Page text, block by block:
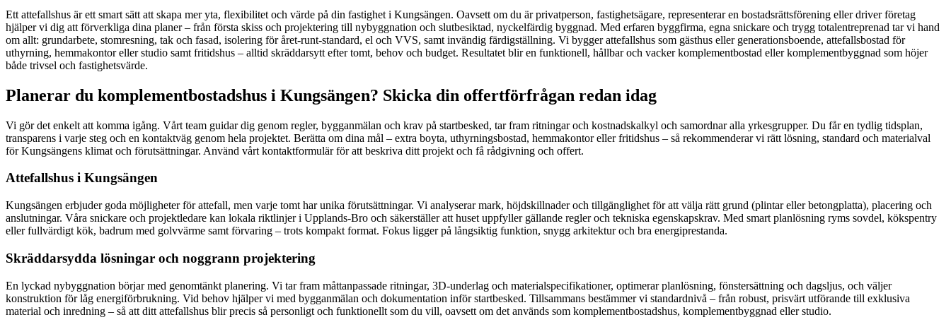
Ett attefallshus är ett smart sätt att skapa mer yta, flexibilitet och värde på din fastighet i Kungsängen. Oavsett om du är privatperson, fastighetsägare, representerar en bostadsrättsförening eller driver företag
hjälper vi dig att förverkliga dina planer – från första skiss och projektering till nybyggnation och slutbesiktad, nyckelfärdig byggnad. Med erfaren byggfirma, egna snickare och trygg totalentreprenad tar vi hand
om allt: grundarbete, stomresning, tak och fasad, isolering för året-runt-standard, el och VVS, samt invändig färdigställning. Vi bygger attefallshus som gästhus eller generationsboende, attefallsbostad för
uthyrning, hemmakontor eller studio samt fritidshus – alltid skräddarsytt efter tomt, behov och budget. Resultatet blir en funktionell, hållbar och vacker komplementbostad eller komplementbyggnad som höjer
både trivsel och fastighetsvärde.
Planerar du komplementbostadshus i Kungsängen? Skicka din offertförfrågan redan idag
Vi gör det enkelt att komma igång. Vårt team guidar dig genom regler, bygganmälan och krav på startbesked, tar fram ritningar och kostnadskalkyl och samordnar alla yrkesgrupper. Du får en tydlig tidsplan,
transparens i varje steg och en kontaktväg genom hela projektet. Berätta om dina mål – extra boyta, uthyrningsbostad, hemmakontor eller fritidshus – så rekommenderar vi rätt lösning, standard och materialval
för Kungsängens klimat och förutsättningar. Använd vårt kontaktformulär för att beskriva ditt projekt och få rådgivning och offert.
Attefallshus i Kungsängen
Kungsängen erbjuder goda möjligheter för attefall, men varje tomt har unika förutsättningar. Vi analyserar mark, höjdskillnader och tillgänglighet för att välja rätt grund (plintar eller betongplatta), placering och
anslutningar. Våra snickare och projektledare kan lokala riktlinjer i Upplands-Bro och säkerställer att huset uppfyller gällande regler och tekniska egenskapskrav. Med smart planlösning ryms sovdel, kökspentry
eller fullvärdigt kök, badrum med golvvärme samt förvaring – trots kompakt format. Fokus ligger på långsiktig funktion, snygg arkitektur och bra energiprestanda.
Skräddarsydda lösningar och noggrann projektering
En lyckad nybyggnation börjar med genomtänkt planering. Vi tar fram måttanpassade ritningar, 3D-underlag och materialspecifikationer, optimerar planlösning, fönstersättning och dagsljus, och väljer
konstruktion för låg energiförbrukning. Vid behov hjälper vi med bygganmälan och dokumentation inför startbesked. Tillsammans bestämmer vi standardnivå – från robust, prisvärt utförande till exklusiva
material och inredning – så att ditt attefallshus blir precis så personligt och funktionellt som du vill, oavsett om det används som komplementbostadshus, komplementbyggnad eller studio.